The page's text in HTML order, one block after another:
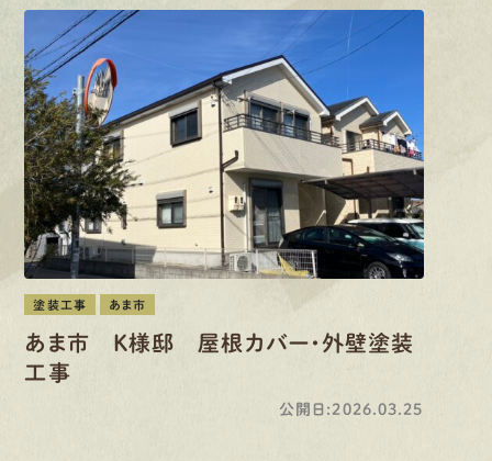
有資格者 が、無料建物診断いたします!!
0120-44-2605
営業時間 8:00−18:00 ｜
定休日 日曜・祝日
お問い合わせ
塗装工事 あま市
あま市 K様邸 屋根カバー・外壁塗装
工事
公開日:2026.03.25